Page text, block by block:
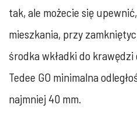
tak, ale możecie się
mieszkania, przy
środka wkładki do
Tedee GO minimalna
najmniej 40 mm.